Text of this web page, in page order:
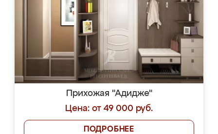
Прихожая "Адидже"
Цена: от 49 000 руб.
ПОДРОБНЕЕ